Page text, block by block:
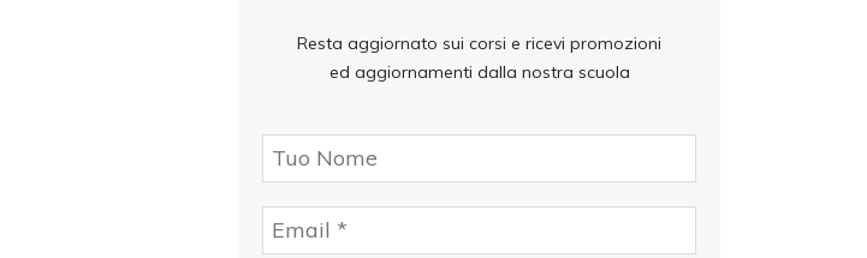
Resta aggiornato sui corsi e ricevi promozioni
ed aggiornamenti dalla nostra scuola